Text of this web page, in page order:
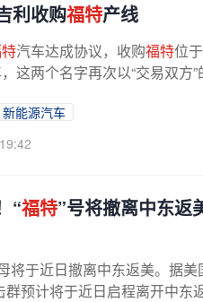
利收购福特产线
汽车达成协议，收购福特位
这两个名字再次以“交易双
新能源汽车
“福特”号将撤离中东返
将于近日撤离中东返美。据
群预计将于近日启程离开中